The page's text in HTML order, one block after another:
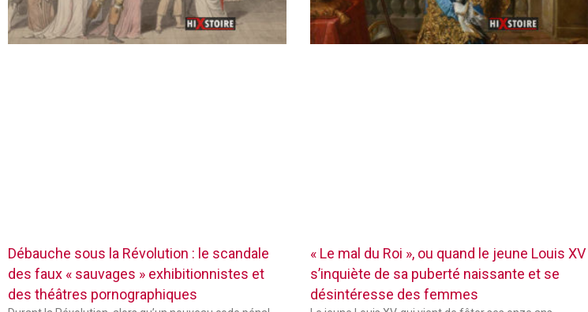
Débauche sous la Révolution : le scandale
des faux « sauvages » exhibitionnistes et
des théâtres pornographiques
« Le mal du Roi », ou quand le jeune Louis XV
s’inquiète de sa puberté naissante et se
désintéresse des femmes